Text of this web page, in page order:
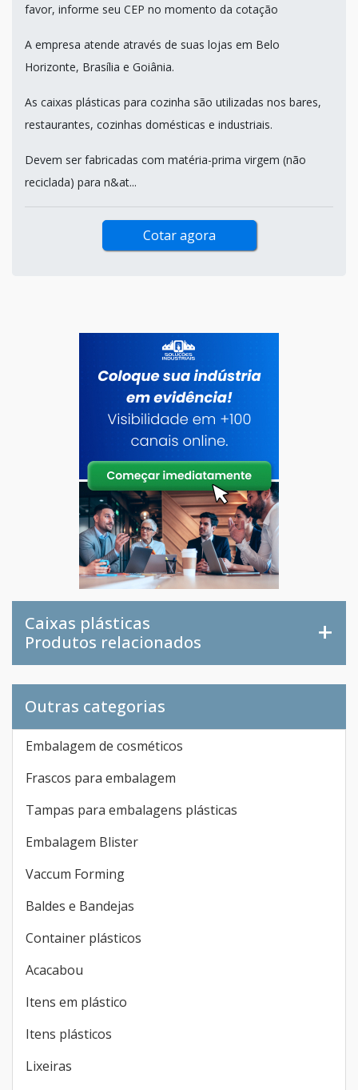
favor, informe seu CEP no momento da cotação
A empresa atende através de suas lojas em Belo
Horizonte, Brasília e Goiânia.
As caixas plásticas para cozinha são utilizadas nos bares,
restaurantes, cozinhas domésticas e industriais.
Devem ser fabricadas com matéria-prima virgem (não
reciclada) para n&at...
Cotar agora
Caixas plásticas
Produtos relacionados
Outras categorias
Embalagem de cosméticos
Frascos para embalagem
Tampas para embalagens plásticas
Embalagem Blister
Vaccum Forming
Baldes e Bandejas
Container plásticos
Acacabou
Itens em plástico
Itens plásticos
Lixeiras